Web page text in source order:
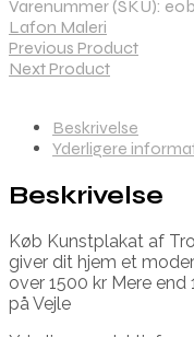
Varenummer (SKU):
Lafon Maleri
Previous Product
Next Product
Beskrivelse
Yderligere
Beskrivelse
Køb Kunstplakat af
giver dit hjem et
over 1500 kr Mere
på Vejle